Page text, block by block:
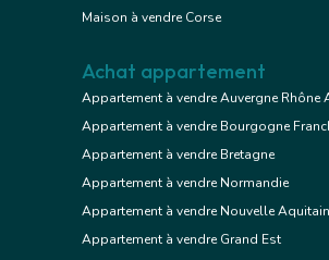
Maison à vendre Corse
Achat appartement
Appartement à vendre Auvergne Rhône
Appartement à vendre Bourgogne
Appartement à vendre Bretagne
Appartement à vendre Normandie
Appartement à vendre Nouvelle
Appartement à vendre Grand Est